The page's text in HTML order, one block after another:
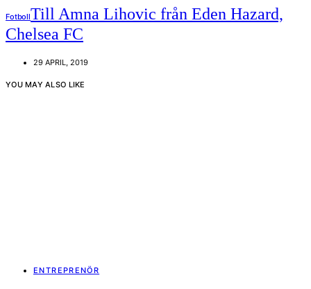
FotbollTill Amna Lihovic från Eden Hazard,
Chelsea FC
29 APRIL, 2019
YOU MAY ALSO LIKE
ENTREPRENÖR